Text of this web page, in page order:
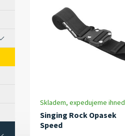
Skladem, expedujeme ihned
Singing Rock Opasek
Speed